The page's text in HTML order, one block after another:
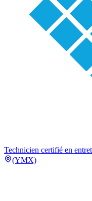
Technicien certifié en
(YMX)